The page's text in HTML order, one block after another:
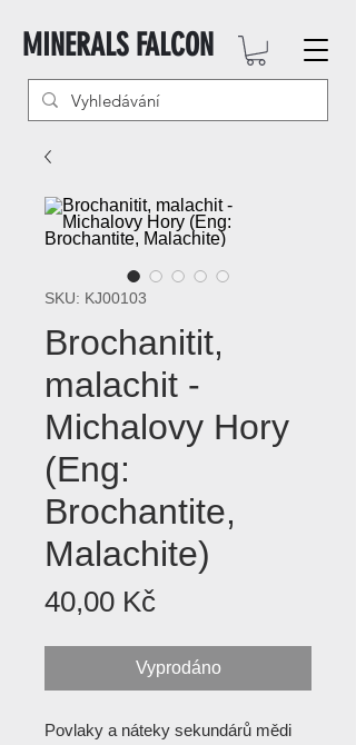
MINERALS FALCON
SKU: KJ00103
Brochanitit,
malachit -
Michalovy Hory
(Eng:
Brochantite,
Malachite)
40,00 KčCena
Vyprodáno
Povlaky a náteky sekundárů mědi